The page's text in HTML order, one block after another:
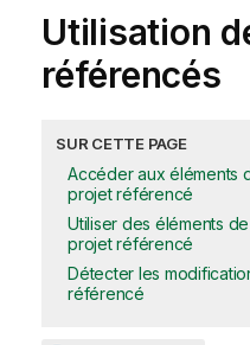
Utilisation
référencés
SUR CETTE PAGE
Accéder aux éléments
projet référencé
Utiliser des éléments
projet référencé
Détecter les
référencé